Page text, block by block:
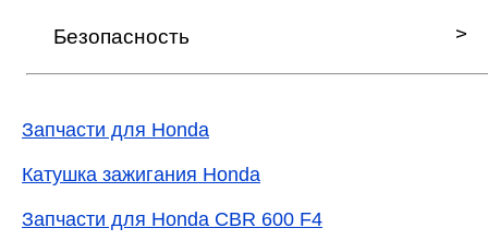
Безопасность
Запчасти для Honda
Катушка зажигания Honda
Запчасти для Honda CBR 600 F4